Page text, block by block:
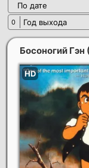
По дате
0 Год выхода
Босоногий Гэн